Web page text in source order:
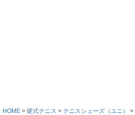
HOME 硬式テニス テニスシューズ（ユニ）